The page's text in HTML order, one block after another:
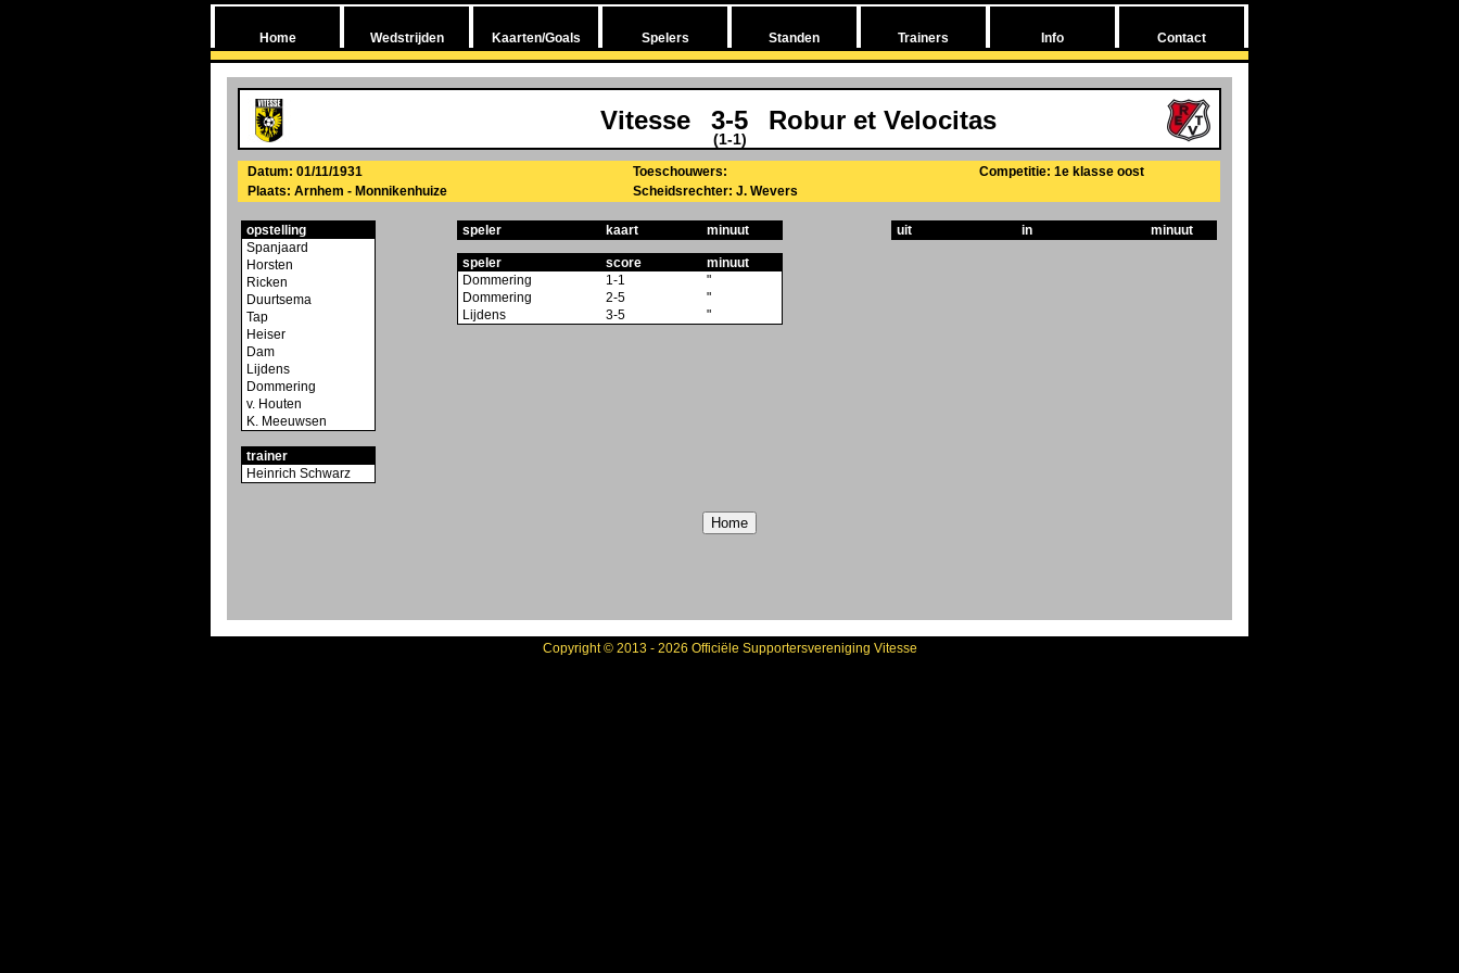
Home Wedstrijden Kaarten/Goals Spelers Standen Trainers Info Contact
Vitesse 3-5 Robur et Velocitas
(1-1)
Datum: 01/11/1931 Toeschouwers:
Competitie: 1e klasse oost
Plaats: Arnhem - Monnikenhuize
Scheidsrechter: J. Wevers
opstelling
Spanjaard
Horsten
Ricken
Duurtsema
Tap
Heiser
Dam
Lijdens
Dommering
v. Houten
K. Meeuwsen
trainer
Heinrich Schwarz
speler kaart minuut
speler score
minuut
Dommering
1-1
"
Dommering
2-5
"
Lijdens
3-5 "
uit in minuut
Copyright © 2013 - 2026 Officiële Supportersvereniging Vitesse